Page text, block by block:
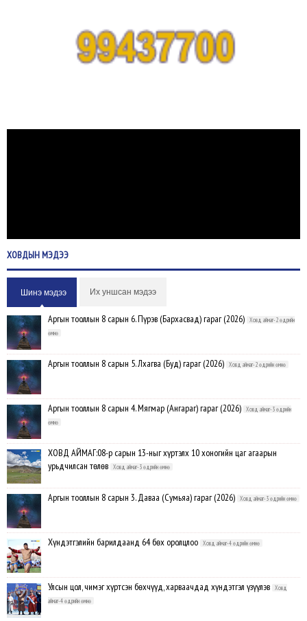
ХОВДЫНМЭДЭЭ
Шинэ мэдээ Их уншсан мэдээ
Аргын тооллын 8 сарын 6. Пүрэв (Бархасвад) гараг (2026)
Ховд аймаг-2 өдрийн
өмнө
Аргын тооллын 8 сарын 5. Лхагва (Буд) гараг (2026) Ховд аймаг-2 өдрийн өмнө
Аргын тооллын 8 сарын 4. Мягмар (Ангараг) гараг (2026)
Ховд аймаг-3 өдрийн
өмнө
ХОВД АЙМАГ:08-р сарын 13-ныг хүртэлх 10 хоногийн цаг агаарын
урьдчилсан төлөв
Ховд аймаг-3 өдрийн өмнө
Аргын тооллын 8 сарын 3. Даваа (Сумьяа) гараг (2026) Ховд аймаг-3 өдрийн өмнө
Хүндэтгэлийн барилдаанд 64 бөх оролцлоо Ховд аймаг-4 өдрийн өмнө
Улсын цол, чимэг хүртсэн бөхчүүд, харваачдад хүндэтгэл үзүүлэв
Ховд
аймаг-4 өдрийн өмнө